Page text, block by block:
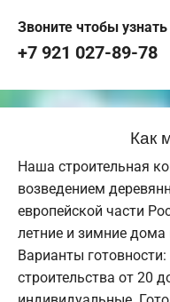
Звоните чтобы
+7 921 027-89-78
Как
Наша строительная
возведением
европейской части
летние и зимние дома
Варианты
строительства от 20